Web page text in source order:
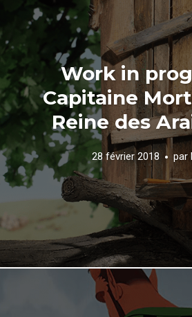
Work in
Capitaine
Reine des
28 février 2018 par